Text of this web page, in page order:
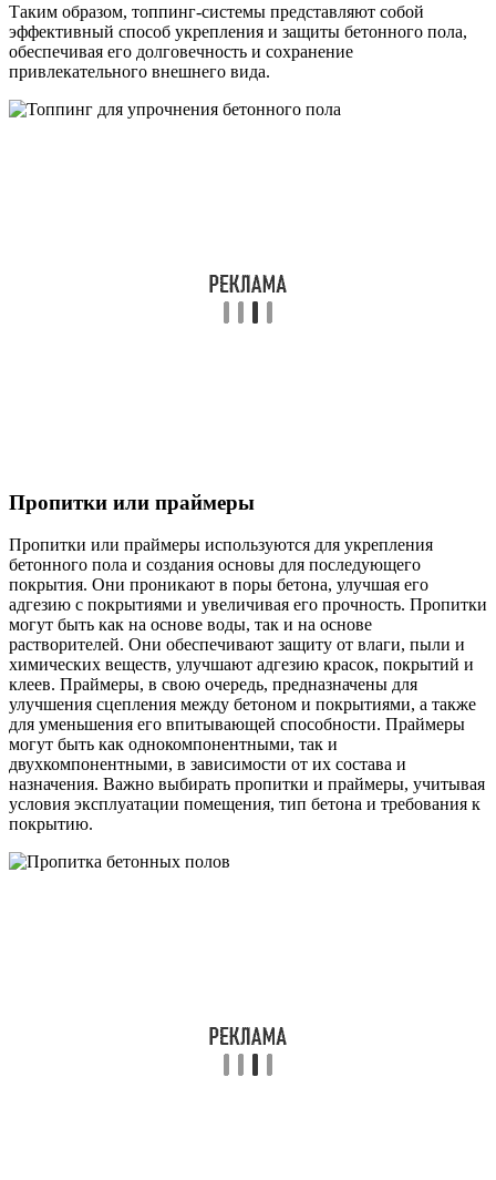
Таким образом, топпинг-системы представляют собой
эффективный способ укрепления и защиты бетонного пола,
обеспечивая его долговечность и сохранение
привлекательного внешнего вида.
Пропитки или праймеры
Пропитки или праймеры используются для укрепления
бетонного пола и создания основы для последующего
покрытия. Они проникают в поры бетона, улучшая его
адгезию с покрытиями и увеличивая его прочность. Пропитки
могут быть как на основе воды, так и на основе
растворителей. Они обеспечивают защиту от влаги, пыли и
химических веществ, улучшают адгезию красок, покрытий и
клеев. Праймеры, в свою очередь, предназначены для
улучшения сцепления между бетоном и покрытиями, а также
для уменьшения его впитывающей способности. Праймеры
могут быть как однокомпонентными, так и
двухкомпонентными, в зависимости от их состава и
назначения. Важно выбирать пропитки и праймеры, учитывая
условия эксплуатации помещения, тип бетона и требования к
покрытию.